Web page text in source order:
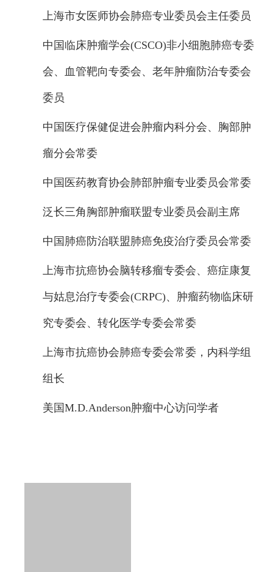
上海市女医师协会肺癌专业委员会主任委员
中国临床肿瘤学会(CSCO)非小细胞肺癌专委
会、血管靶向专委会、老年肿瘤防治专委会
委员
中国医疗保健促进会肿瘤内科分会、胸部肿
瘤分会常委
中国医药教育协会肺部肿瘤专业委员会常委
泛长三角胸部肿瘤联盟专业委员会副主席
中国肺癌防治联盟肺癌免疫治疗委员会常委
上海市抗癌协会脑转移瘤专委会、癌症康复
与姑息治疗专委会(CRPC)、肿瘤药物临床研
究专委会、转化医学专委会常委
上海市抗癌协会肺癌专委会常委，内科学组
组长
美国M.D.Anderson肿瘤中心访问学者